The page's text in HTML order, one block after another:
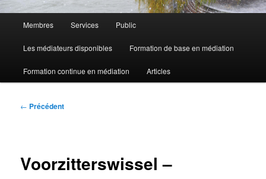
principal
Membres Services Public
Les médiateurs disponibles Formation de base en médiation
Formation continue en médiation Articles
Navigation
← Précédent
Voorzitterswissel –